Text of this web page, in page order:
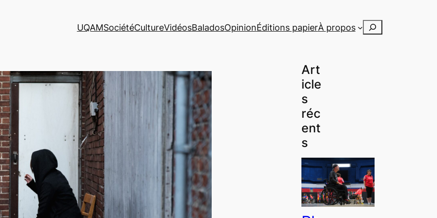
UQAMSociétéCultureVidéosBaladosOpinionÉditions papierÀ propos Rechercher
Art
icle
s
réc
ent
s